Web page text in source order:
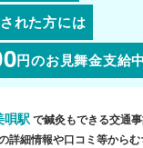
れた方には
円のお見舞金支給
唄駅 で鍼灸もできる交通
詳細情報や口コミ等から